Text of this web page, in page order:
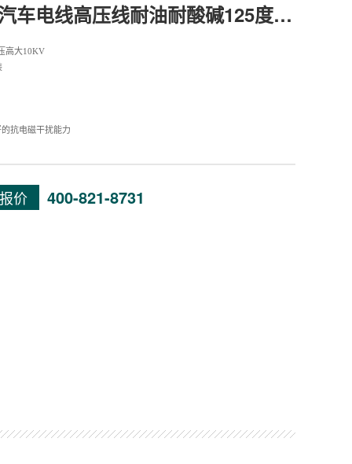
EVR新能源汽车电线高压线耐油耐酸碱125度交联PE电源线
高大10KV
抗电磁干扰能力
价 400-821-8731